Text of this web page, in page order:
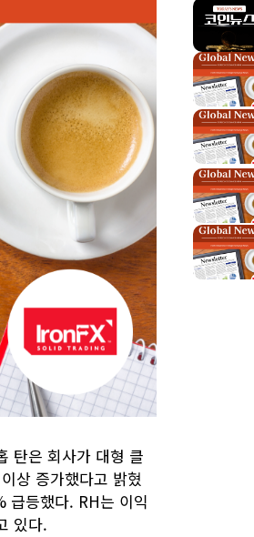
탄은 회사가 대형 클
상 증가했다고 밝혔
급등했다. RH는 이익
있다.